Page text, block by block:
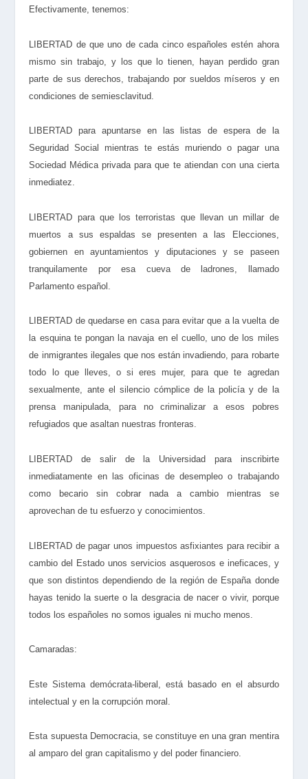
Efectivamente, tenemos:
LIBERTAD de que uno de cada cinco españoles estén ahora
mismo sin trabajo, y los que lo tienen, hayan perdido gran
parte de sus derechos, trabajando por sueldos míseros y en
condiciones de semiesclavitud.
LIBERTAD para apuntarse en las listas de espera de la
Seguridad Social mientras te estás muriendo o pagar una
Sociedad Médica privada para que te atiendan con una cierta
inmediatez.
LIBERTAD para que los terroristas que llevan un millar de
muertos a sus espaldas se presenten a las Elecciones,
gobiernen en ayuntamientos y diputaciones y se paseen
tranquilamente por esa cueva de ladrones, llamado
Parlamento español.
LIBERTAD de quedarse en casa para evitar que a la vuelta de
la esquina te pongan la navaja en el cuello, uno de los miles
de inmigrantes ilegales que nos están invadiendo, para robarte
todo lo que lleves, o si eres mujer, para que te agredan
sexualmente, ante el silencio cómplice de la policía y de la
prensa manipulada, para no criminalizar a esos pobres
refugiados que asaltan nuestras fronteras.
LIBERTAD de salir de la Universidad para inscribirte
inmediatamente en las oficinas de desempleo o trabajando
como becario sin cobrar nada a cambio mientras se
aprovechan de tu esfuerzo y conocimientos.
LIBERTAD de pagar unos impuestos asfixiantes para recibir a
cambio del Estado unos servicios asquerosos e ineficaces, y
que son distintos dependiendo de la región de España donde
hayas tenido la suerte o la desgracia de nacer o vivir, porque
todos los españoles no somos iguales ni mucho menos.
Camaradas:
Este Sistema demócrata-liberal, está basado en el absurdo
intelectual y en la corrupción moral.
Esta supuesta Democracia, se constituye en una gran mentira
al amparo del gran capitalismo y del poder financiero.